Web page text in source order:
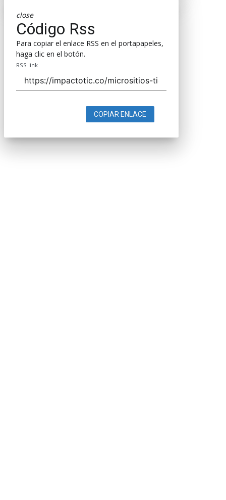
close
Código Rss
Para copiar el enlace RSS en el portapapeles,
haga clic en el botón.
RSS link
COPIAR ENLACE